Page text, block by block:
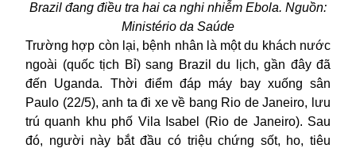
Brazil đang điều tra hai ca nghi nhiễm Ebola. Nguồn:
Ministério da Saúde
Trường hợp còn lại, bệnh nhân là một du khách nước
ngoài (quốc tịch Bỉ) sang Brazil du lịch, gần đây đã
đến Uganda. Thời điểm đáp máy bay xuống sân
Paulo (22/5), anh ta đi xe về bang Rio de Janeiro, lưu
trú quanh khu phố Vila Isabel (Rio de Janeiro). Sau
đó, người này bắt đầu có triệu chứng sốt, ho, tiêu